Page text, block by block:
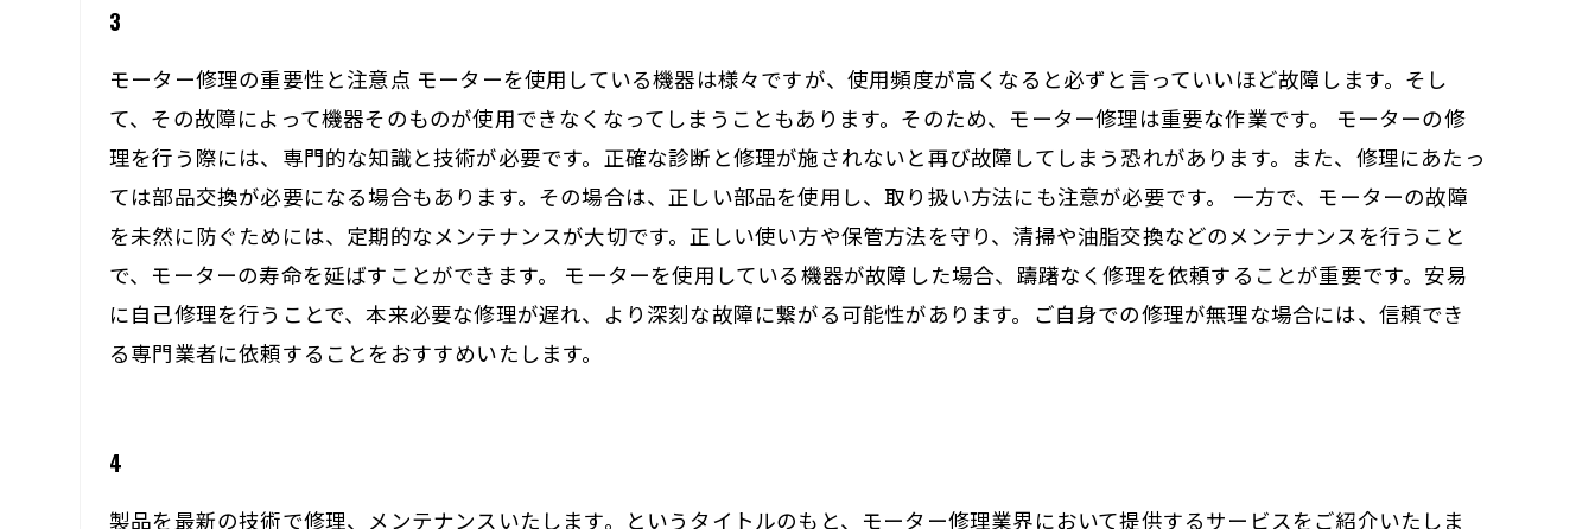
3
モーター修理の重要性と注意点 モーターを使用している機器は様々ですが、使用頻度が高くなると必ずと言っていいほど故障します。そし
て、その故障によって機器そのものが使用できなくなってしまうこともあります。そのため、モーター修理は重要な作業です。 モーターの修
理を行う際には、専門的な知識と技術が必要です。正確な診断と修理が施されないと再び故障してしまう恐れがあります。また、修理にあたっ
ては部品交換が必要になる場合もあります。その場合は、正しい部品を使用し、取り扱い方法にも注意が必要です。 一方で、モーターの故障
を未然に防ぐためには、定期的なメンテナンスが大切です。正しい使い方や保管方法を守り、清掃や油脂交換などのメンテナンスを行うこと
で、モーターの寿命を延ばすことができます。 モーターを使用している機器が故障した場合、躊躇なく修理を依頼することが重要です。安易
に自己修理を行うことで、本来必要な修理が遅れ、より深刻な故障に繋がる可能性があります。ご自身での修理が無理な場合には、信頼でき
る専門業者に依頼することをおすすめいたします。
4
製品を最新の技術で修理、メンテナンスいたします。というタイトルのもと、モーター修理業界において提供するサービスをご紹介いたしま